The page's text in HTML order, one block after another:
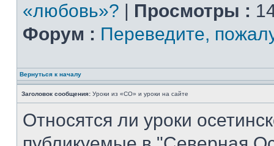
«любовь»? | Просмотры :
Форум : Переведите,
Вернуться к началу
Заголовок сообщения: Уроки из «СО» и уроки на сайте
Относятся ли уроки